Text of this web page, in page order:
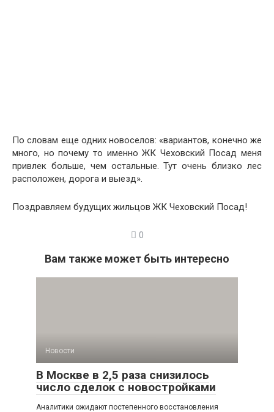
По словам еще одних новоселов: «вариантов, конечно же
много, но почему то именно ЖК Чеховский Посад меня
привлек больше, чем остальные. Тут очень близко лес
расположен, дорога и выезд».
Поздравляем будущих жильцов ЖК Чеховский Посад!
0
Вам также может быть интересно
Новости
В Москве в 2,5 раза снизилось
число сделок с новостройками
Аналитики ожидают постепенного восстановления